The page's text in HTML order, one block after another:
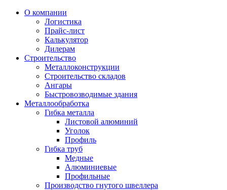
О компании
Логистика
Прайс-лист
Калькулятор
Дилерам
Строительство
Металлоконструкции
Строительство складов
Ангары
Быстровозводимые здания
Металлообработка
Гибка металла
Листовой алюминий
Уголок
Профиль
Гибка труб
Медные
Алюминиевые
Профильные
Производство гнутого швеллера